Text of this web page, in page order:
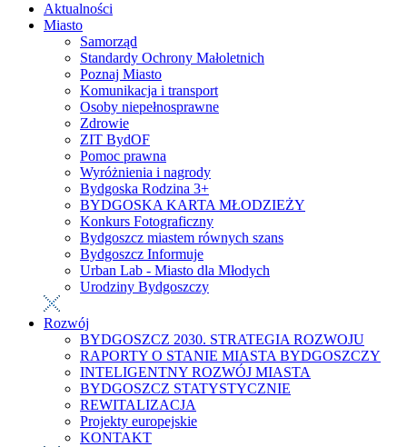
Aktualności
Miasto
Samorząd
Standardy Ochrony Małoletnich
Poznaj Miasto
Komunikacja i transport
Osoby niepełnosprawne
Zdrowie
ZIT BydOF
Pomoc prawna
Wyróżnienia i nagrody
Bydgoska Rodzina 3+
BYDGOSKA KARTA MŁODZIEŻY
Konkurs Fotograficzny
Bydgoszcz miastem równych szans
Bydgoszcz Informuje
Urban Lab - Miasto dla Młodych
Urodziny Bydgoszczy
Rozwój
BYDGOSZCZ 2030. STRATEGIA ROZWOJU
RAPORTY O STANIE MIASTA BYDGOSZCZY
INTELIGENTNY ROZWÓJ MIASTA
BYDGOSZCZ STATYSTYCZNIE
REWITALIZACJA
Projekty europejskie
KONTAKT